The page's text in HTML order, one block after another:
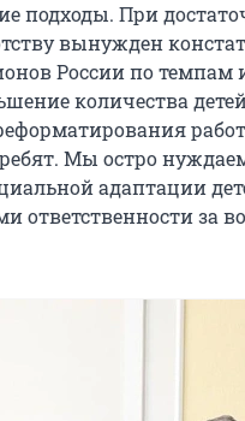
подходы. При
вынужден
России по темпам
количества
Мы остро
адаптации
ответственности за